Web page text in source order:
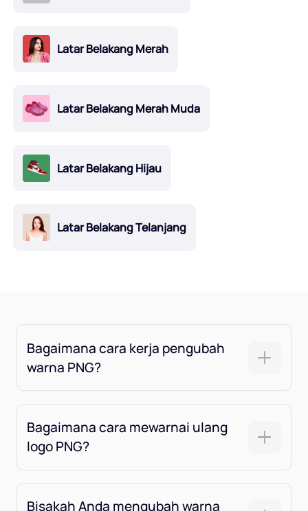
Latar Belakang Merah
Latar Belakang Merah Muda
Latar Belakang Hijau
Latar Belakang Telanjang
Bagaimana cara kerja pengubah
warna PNG?
Bagaimana cara mewarnai ulang
logo PNG?
Bisakah Anda mengubah warna